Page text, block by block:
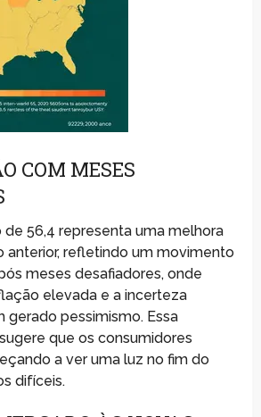
COM MESES
de 56,4 representa uma melhora
anterior, refletindo um movimento
meses desafiadores, onde
elevada e a incerteza
gerado pessimismo. Essa
que os consumidores
a ver uma luz no fim do
difíceis.